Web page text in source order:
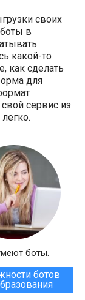
своих
в
какой-то
как сделать
для
сервис из
боты.
ботов